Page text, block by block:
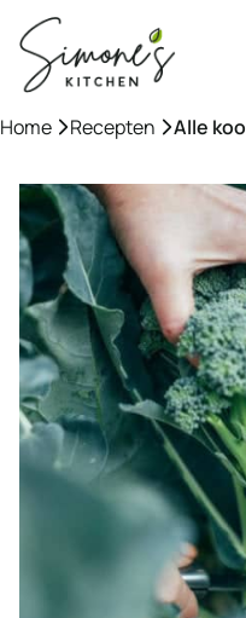
naar
inhoud
Home »Recepten »Alle